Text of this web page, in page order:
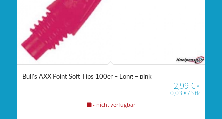
Bull’s AXX Point Soft Tips 100er – Long – pink
2,99€*
0,03€/Stk
- nicht verfügbar